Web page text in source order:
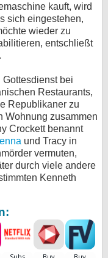
kauft, wird
sich eingestehen,
wieder zu
entschließt
bei
Restaurants,
Republikaner zu
Wohnung zusammen
Crockett benannt
und Tracy in
vermuten,
durch viele andere
Kenneth